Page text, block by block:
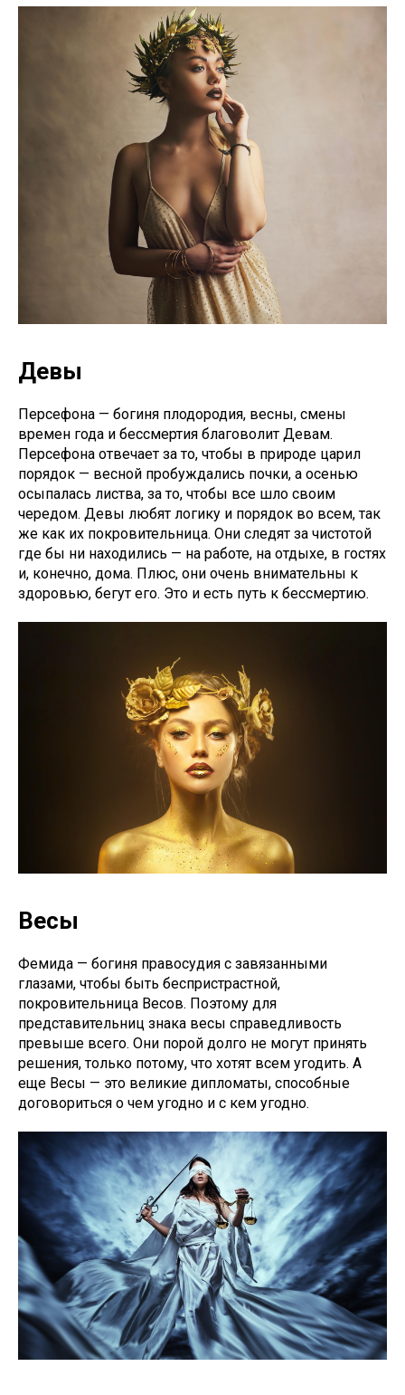
Девы
Персефона — богиня плодородия, весны, смены
времен года и бессмертия благоволит Девам.
Персефона отвечает за то, чтобы в природе царил
порядок — весной пробуждались почки, а осенью
осыпалась листва, за то, чтобы все шло своим
чередом. Девы любят логику и порядок во всем, так
же как их покровительница. Они следят за чистотой
где бы ни находились — на работе, на отдыхе, в гостях
и, конечно, дома. Плюс, они очень внимательны к
здоровью, бегут его. Это и есть путь к бессмертию.
Весы
Фемида — богиня правосудия с завязанными
глазами, чтобы быть беспристрастной,
покровительница Весов. Поэтому для
представительниц знака весы справедливость
превыше всего. Они порой долго не могут принять
решения, только потому, что хотят всем угодить. А
еще Весы — это великие дипломаты, способные
договориться о чем угодно и с кем угодно.